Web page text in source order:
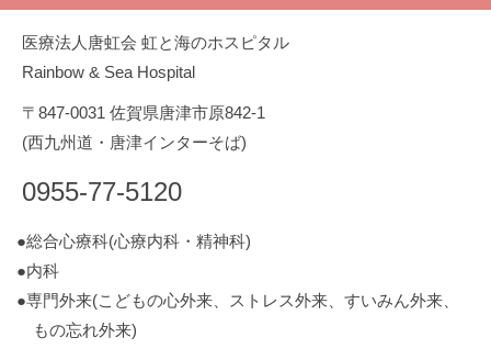
医療法人唐虹会 虹と海のホスピタル
Rainbow & Sea Hospital
〒847-0031 佐賀県唐津市原842-1
(西九州道・唐津インターそば)
0955-77-5120
●総合心療科(心療内科・精神科)
●内科
●専門外来(こどもの心外来、ストレス外来、すいみん外来、
もの忘れ外来)